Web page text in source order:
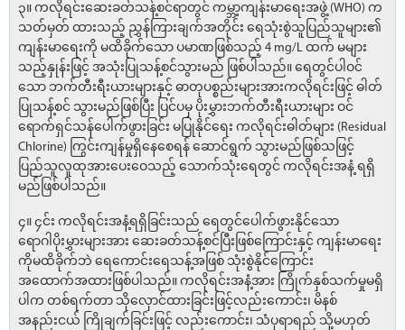
၃။ ကလိုရင်းဆေးခတ်သန့်စင်ရာတွင် ကမ္ဘာ့ကျန်းမာရေးအဖွဲ့ (WHO) က
သတ်မှတ် ထားသည့် ညွှန်ကြားချက်အတိုင်း ရေသုံးစွဲသူပြည်သူများ၏
ကျန်းမာရေးကို မထိခိုက်သော ပမာဏဖြစ်သည့် 4 mg/L ထက် မများ
သည့်နှုန်းဖြင့် အသုံးပြုသန့်စင်သွားမည် ဖြစ်ပါသည်။ ရေတွင်ပါဝင်
သော ဘက်တီးရီးယားများနှင့် ဓာတုပစ္စည်းများအားကလိုရင်းဖြင့် ဓါတ်
ပြုသန့်စင် သွားမည်ဖြစ်ပြီး ပြင်ပမှ ပိုးမွှားဘက်တီးရီးယားများ ဝင်
ရောက်ရှင်သန်ပေါက်ဖွားခြင်း မပြုနိုင်ရေး ကလိုရင်းဓါတ်များ (Residual
Chlorine) ကြွင်းကျန်မှုရှိနေစေရန် ဆောင်ရွက် သွားမည်ဖြစ်သဖြင့်
ပြည်သူလူထုအားပေးဝေသည့် သောက်သုံးရေတွင် ကလိုရင်းအနံ့ ရရှိ
မည်ဖြစ်ပါသည်။
၄။ ၄င်း ကလိုရင်းအနံ့ရရှိခြင်းသည် ရေတွင်ပေါက်ဖွားနိုင်သော
ရောဂါပိုးမွှားများအား ဆေးခတ်သန့်စင်ပြီးဖြစ်ကြောင်းနှင့် ကျန်းမာရေး
ကိုမထိခိုက်ဘဲ ရေကောင်းရေသန့်အဖြစ် သုံးစွဲနိုင်ကြောင်း
အထောက်အထားဖြစ်ပါသည်။ ကလိုရင်းအနံ့အား ကြိုက်နှစ်သက်မှုမရှိ
ပါက တစ်ရက်တာ သိုလှောင်ထားခြင်းဖြင့်လည်းကောင်း၊ မိနစ်
အနည်းငယ် ကြိုချက်ခြင်းဖြင့် လည်းကောင်း၊ သံပုရာရည် သို့မဟုတ်